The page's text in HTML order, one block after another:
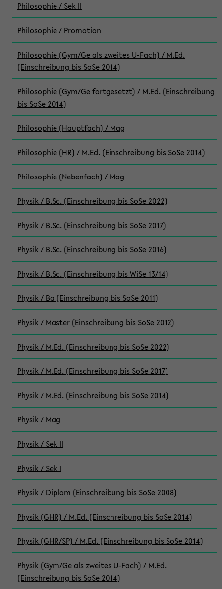
Philosophie / Sek II
Philosophie / Promotion
Philosophie (Gym/Ge als zweites U-Fach) / M.Ed.
(Einschreibung bis SoSe 2014)
Philosophie (Gym/Ge fortgesetzt) / M.Ed. (Einschreibung
bis SoSe 2014)
Philosophie (Hauptfach) / Mag
Philosophie (HR) / M.Ed. (Einschreibung bis SoSe 2014)
Philosophie (Nebenfach) / Mag
Physik / B.Sc. (Einschreibung bis SoSe 2022)
Physik / B.Sc. (Einschreibung bis SoSe 2017)
Physik / B.Sc. (Einschreibung bis SoSe 2016)
Physik / B.Sc. (Einschreibung bis WiSe 13/14)
Physik / Ba (Einschreibung bis SoSe 2011)
Physik / Master (Einschreibung bis SoSe 2012)
Physik / M.Ed. (Einschreibung bis SoSe 2022)
Physik / M.Ed. (Einschreibung bis SoSe 2017)
Physik / M.Ed. (Einschreibung bis SoSe 2014)
Physik / Mag
Physik / Sek II
Physik / Sek I
Physik / Diplom (Einschreibung bis SoSe 2008)
Physik (GHR) / M.Ed. (Einschreibung bis SoSe 2014)
Physik (GHR/SP) / M.Ed. (Einschreibung bis SoSe 2014)
Physik (Gym/Ge als zweites U-Fach) / M.Ed.
(Einschreibung bis SoSe 2014)